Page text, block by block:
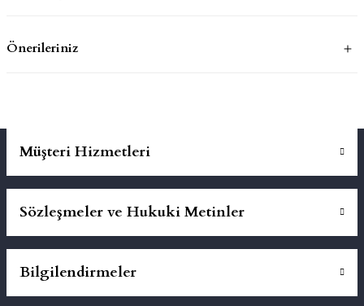
Önerileriniz
Müşteri Hizmetleri
Sözleşmeler ve Hukuki Metinler
Bilgilendirmeler